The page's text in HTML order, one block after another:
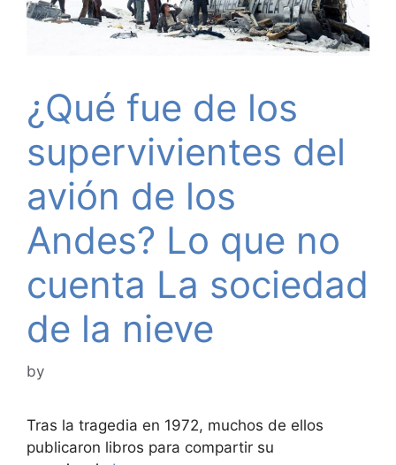
¿Qué fue de los
supervivientes del
avión de los
Andes? Lo que no
cuenta La sociedad
de la nieve
by
Tras la tragedia en 1972, muchos de ellos
publicaron libros para compartir su